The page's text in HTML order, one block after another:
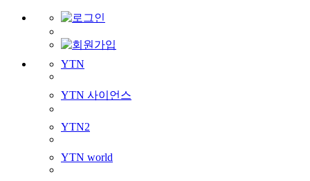
YTN
YTN 사이언스
YTN2
YTN world